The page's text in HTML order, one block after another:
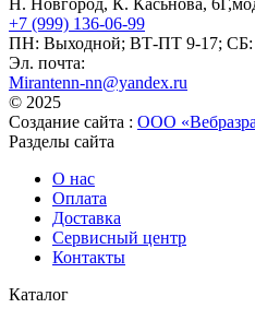
+7 (999) 136-06-99
ПН: Выходной; ВТ-ПТ 9-17; СБ:
Эл. почта:
Mirantenn-nn@yandex.ru
© 2025
Создание сайта : ООО
Разделы сайта
О нас
Оплата
Доставка
Сервисный центр
Контакты
Каталог